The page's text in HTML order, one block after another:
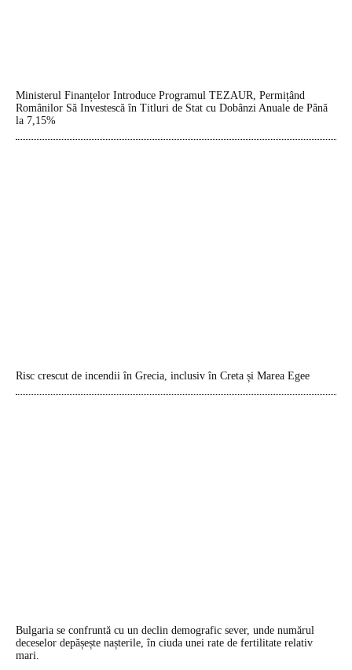
Ministerul Finanțelor Introduce Programul TEZAUR, Permițând
Românilor Să Investescă în Titluri de Stat cu Dobânzi Anuale de Până
la 7,15%
Risc crescut de incendii în Grecia, inclusiv în Creta și Marea Egee
Bulgaria se confruntă cu un declin demografic sever, unde numărul
deceselor depășește nașterile, în ciuda unei rate de fertilitate relativ
mari.